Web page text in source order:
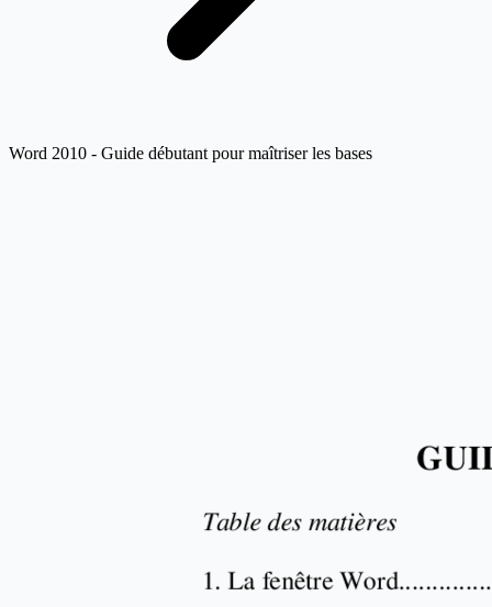
Word 2010 - Guide débutant pour maîtriser les bases